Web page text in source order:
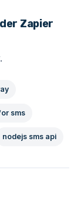
Zapier
sms
nodejs sms api